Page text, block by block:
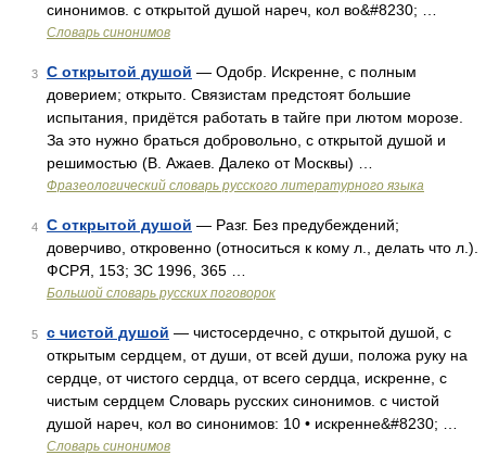
синонимов. с открытой душой нареч, кол во&#8230; …
Словарь синонимов
3 С открытой душой — Одобр. Искренне, с полным
доверием; открыто. Связистам предстоят большие
испытания, придётся работать в тайге при лютом морозе.
За это нужно браться добровольно, с открытой душой и
решимостью (В. Ажаев. Далеко от Москвы) …
Фразеологический словарь русского литературного языка
4 С открытой душой — Разг. Без предубеждений;
доверчиво, откровенно (относиться к кому л., делать что л.).
ФСРЯ, 153; ЗС 1996, 365 …
Большой словарь русских поговорок
5 с чистой душой — чистосердечно, с открытой душой, с
открытым сердцем, от души, от всей души, положа руку на
сердце, от чистого сердца, от всего сердца, искренне, с
чистым сердцем Словарь русских синонимов. с чистой
душой нареч, кол во синонимов: 10 • искренне&#8230; …
Словарь синонимов